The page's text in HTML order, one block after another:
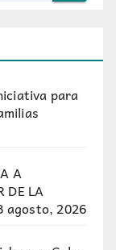
para
A
DE LA
agosto, 2026